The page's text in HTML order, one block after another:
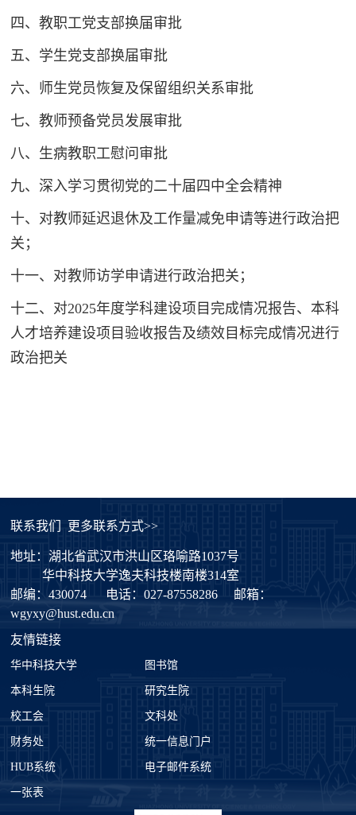
四、教职工党支部换届审批
五、学生党支部换届审批
六、师生党员恢复及保留组织关系审批
七、教师预备党员发展审批
八、生病教职工慰问审批
九、深入学习贯彻党的二十届四中全会精神
十、对教师延迟退休及工作量减免申请等进行政治把
关；
十一、对教师访学申请进行政治把关；
十二、对2025年度学科建设项目完成情况报告、本科
人才培养建设项目验收报告及绩效目标完成情况进行
政治把关
联系我们 更多联系方式>>
地址：湖北省武汉市洪山区珞喻路1037号
华中科技大学逸夫科技楼南楼314室
邮编：430074
电话：027-87558286
邮箱：
wgyxy@hust.edu.cn
友情链接
华中科技大学 图书馆
本科生院 研究生院
校工会 文科处
财务处 统一信息门户
HUB系统 电子邮件系统
一张表